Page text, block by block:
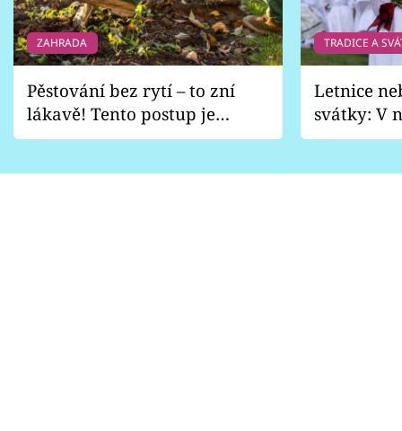
ZAHRADA
Pěstování bez rytí – to zní
lákavě! Tento postup je
vhodný jen pro některé
TRADICE A
Letnice
svátky: V
pondělí